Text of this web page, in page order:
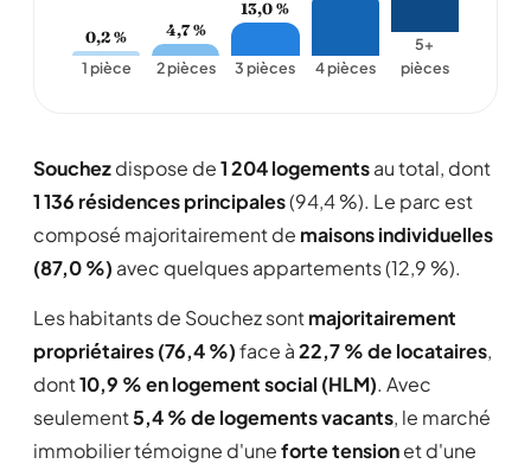
0,2 %
1 pièce
4,7 %
2 pièces
13,0 %
3 pièces 4 pièces
5+
pièces
Souchezdispose de1 204 logementsau total, dont
1 136 résidences principales(94,4 %). Le parc est
composé majoritairement de maisons individuelles
(87,0 %) avec quelques appartements (12,9 %).
Les habitants de Souchez sontmajoritairement
propriétaires (76,4 %)face à22,7 % de locataires,
dont10,9 % en logement social (HLM). Avec
seulement5,4 % de logements vacants, le marché
immobilier témoigne d'uneforte tensionet d'une